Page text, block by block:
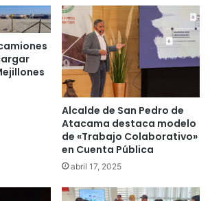
Alcalde de San Pedro de
Atacama destaca modelo
de «Trabajo Colaborativo»
en Cuenta Pública
abril 17, 2025